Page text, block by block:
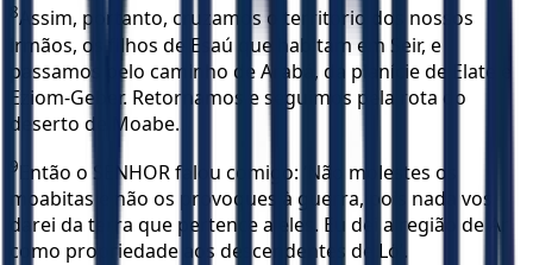
8Assim, portanto, cruzamos o território dos nossos
irmãos, os filhos de Esaú que habitam em Seir, e
passamos pelo caminho de Arabá, da planície de Elate e
Eziom-Geber. Retornamos e seguimos pela rota do
deserto de Moabe.
9
Então o SENHOR falou comigo: ‘Não molestes os
moabitas e não os provoques à guerra, pois nada vos
darei da terra que pertence a eles. Eu dei a região de Ar
como propriedade aos descendentes de Ló’.